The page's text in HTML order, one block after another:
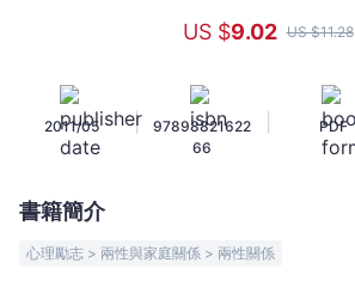
寬
-
US $9.02 US $11.28
2011/05 |
97898821622
66
PDF
書籍簡介
心理勵志 > 兩性與家庭關係 > 兩性關係